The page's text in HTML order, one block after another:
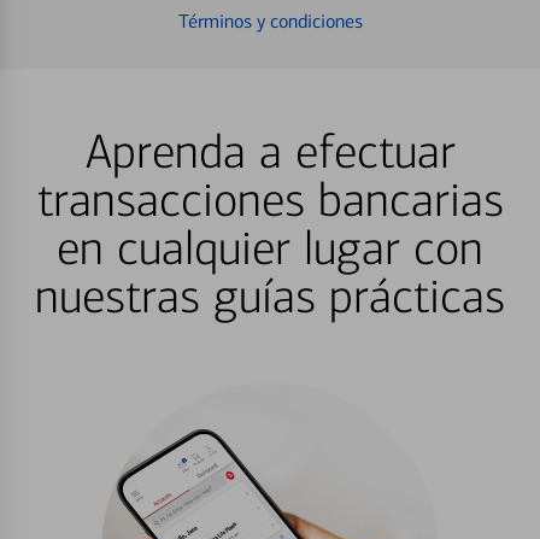
Términos y condiciones
Aprenda a efectuar
transacciones bancarias
en cualquier lugar con
nuestras guías prácticas